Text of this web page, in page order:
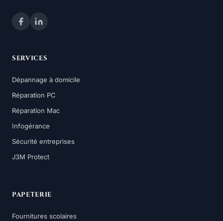
SERVICES
Dépannage à domicile
Réparation PC
Réparation Mac
Infogérance
Sécurité entreprises
J3M Protect
PAPETERIE
Fournitures scolaires